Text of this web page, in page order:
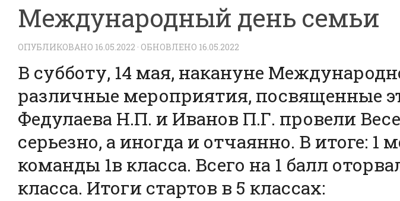
Международный день семьи
ОПУБЛИКОВАНО 16.05.2022 · ОБНОВЛЕНО 16.05.2022
В субботу, 14 мая, накануне
различные мероприятия, посвященные
Федулаева Н.П. и Иванов П.Г. провели
серьезно, а иногда и отчаянно. В итоге: 1
команды 1в класса. Всего на 1 балл
класса. Итоги стартов в 5 классах: